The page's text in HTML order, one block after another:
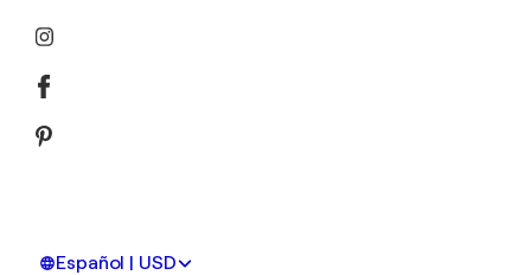
Español | USD